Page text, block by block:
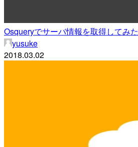
Osqueryでサーバ情報を取得してみた
yusuke
2018.03.02